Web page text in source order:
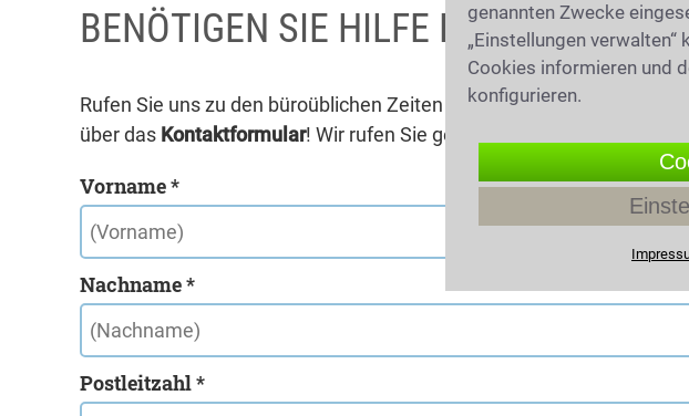
BENÖTIGEN SIE HILFE BEI IHRER
Rufen Sie uns zu den büroüblichen Zeiten unter0221 - 93 738 606
über das Kontaktformular! Wir rufen Sie gerne zurück.
Vorname *
Nachname *
Postleitzahl *
genannten Zwecke
„Einstellungen
Cookies informieren und
konfigurieren.